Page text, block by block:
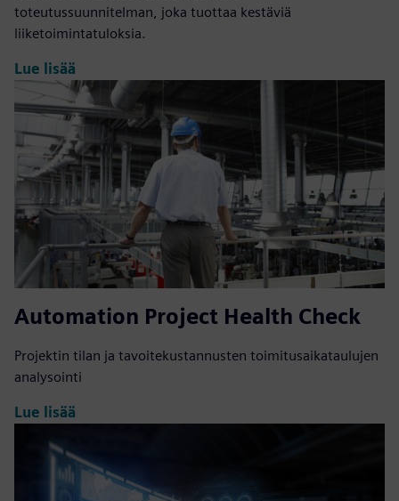
toteutussuunnitelman, joka tuottaa kestäviä
liiketoimintatuloksia.
Lue lisää
Automation Project Health Check
Projektin tilan ja tavoitekustannusten toimitusaikataulujen
analysointi
Lue lisää